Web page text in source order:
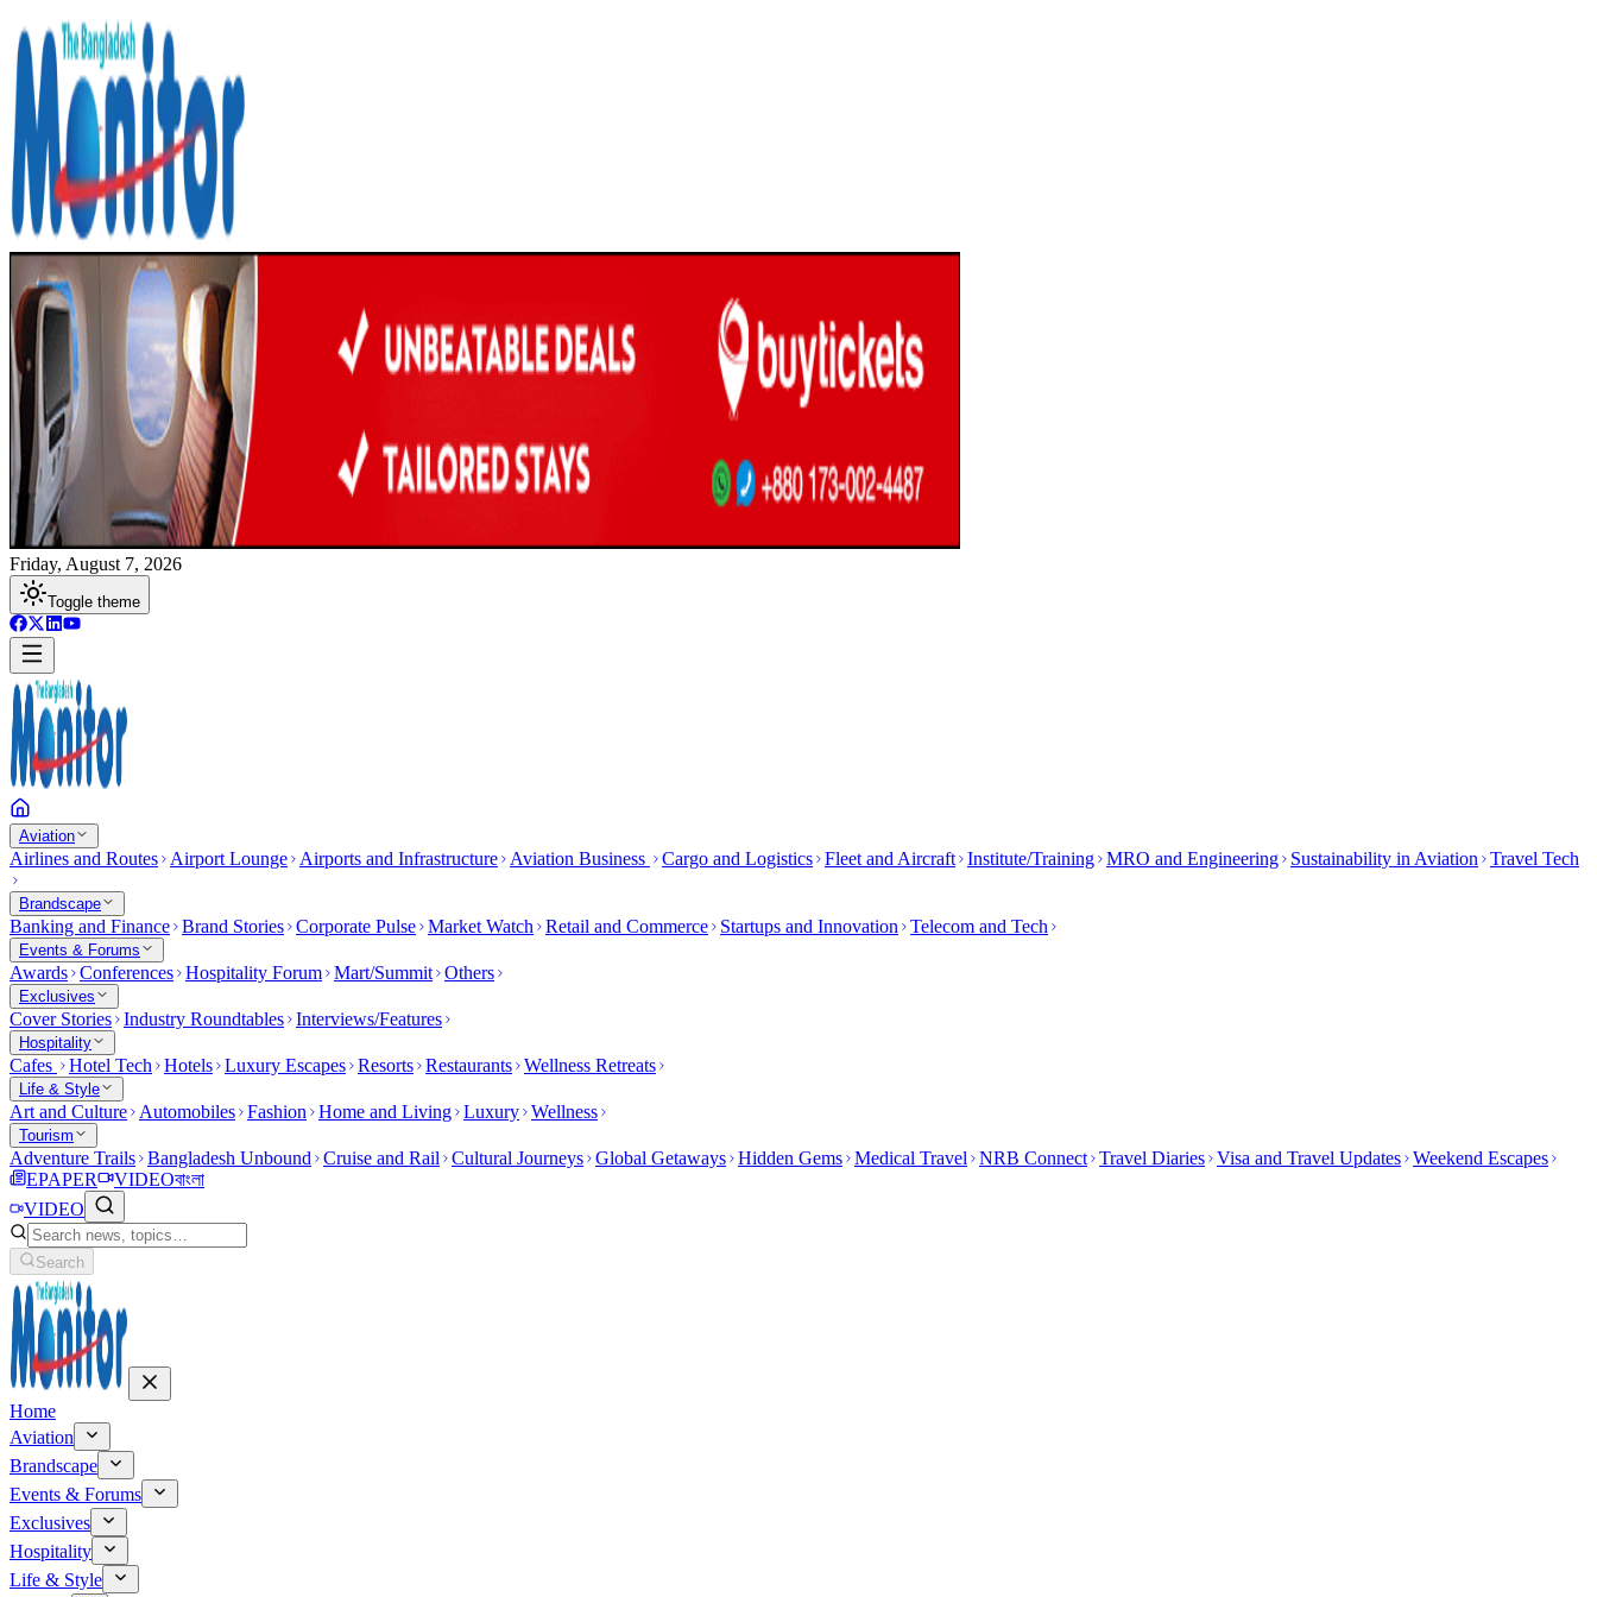
Friday, August 7, 2026
Toggle theme
Aviation
Airlines and Routes Airport Lounge Airports and Infrastructure Aviation Business Cargo and Logistics Fleet and Aircraft Institute/Training MRO and Engineering Sustainability in Aviation Travel Tech
Brandscape
Banking and Finance Brand Stories Corporate Pulse Market Watch Retail and Commerce Startups and Innovation Telecom and Tech
Events & Forums
Awards Conferences Hospitality Forum Mart/Summit Others
Exclusives
Cover Stories Industry Roundtables Interviews/Features
Hospitality
Cafes Hotel Tech Hotels Luxury Escapes Resorts Restaurants Wellness Retreats
Life & Style
Art and Culture Automobiles Fashion Home and Living Luxury Wellness
Tourism
Adventure Trails Bangladesh Unbound Cruise and Rail Cultural Journeys Global Getaways Hidden Gems Medical Travel NRB Connect Travel Diaries Visa and Travel Updates Weekend Escapes
EPAPER
VIDEOবাংলা
VIDEO
Search
Home
Aviation
Brandscape
Events & Forums
Exclusives
Hospitality
Life & Style